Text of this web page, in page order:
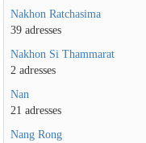
Nakhon Ratchasima
39 adresses
Nakhon Si Thammarat
2 adresses
Nan
21 adresses
Nang Rong